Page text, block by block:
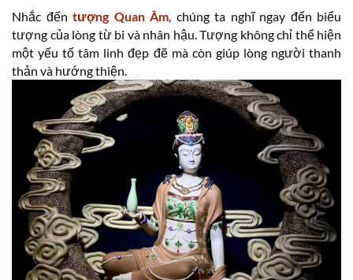
Nhắc đến tượng Quan Âm, chúng ta nghĩ ngay đến biểu
tượng của lòng từ bi và nhân hậu. Tượng không chỉ thể hiện
một yếu tố tâm linh đẹp đẽ mà còn giúp lòng người thanh
thản và hướng thiện.